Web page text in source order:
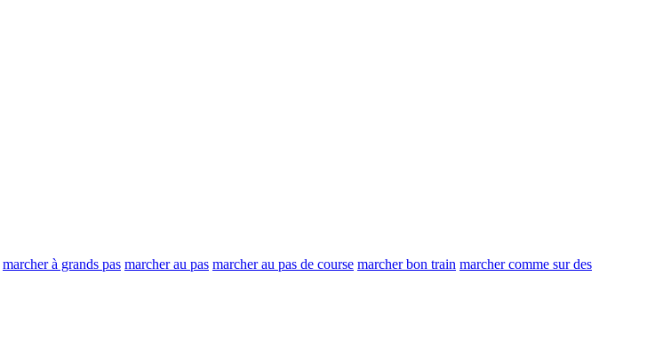
marcher à grands pas marcher au pas marcher au pas de course marcher bon train marcher comme sur des